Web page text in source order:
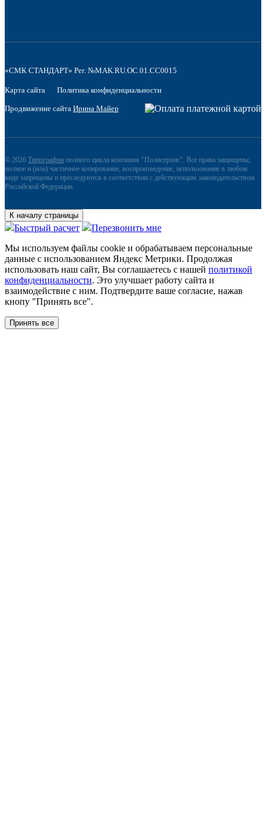
«СМК СТАНДАРТ» Рег. №MAK.RU.OC.01.CC0015
Карта сайта Политика конфиденциальности
Продвижение сайта Ирина Майер
© 2026 Типография полного цикла компания "Полисервис". Все права защищены,
полное и (или) частичное копирование, воспроизведение, использование в любом
виде запрещены и преследуются в соответствии с действующим законодательством
Российской Федерации.
К началу страницы
Быстрый расчет
Перезвонить мне
Мы используем файлы сookie и обрабатываем персональные
данные с использованием Яндекс Метрики. Продолжая
использовать наш сайт, Вы соглашаетесь с нашей политикой
конфиденциальности. Это улучшает работу сайта и
взаимодействие с ним. Подтвердите ваше согласие, нажав
кнопу "Принять все".
Принять все